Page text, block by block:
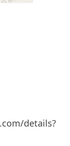
details?